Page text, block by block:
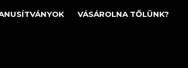
VÁSÁROLNA TŐLÜNK?